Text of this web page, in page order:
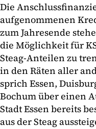
Die
aufgenommenen
zum Jahresende
die Möglichkeit für
Steag-Anteilen zu
in den Räten aller
sprich Essen,
Bochum über einen
Stadt Essen bereits
aus der Steag